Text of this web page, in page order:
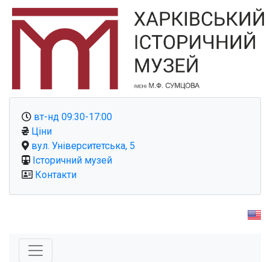
вт-нд 09:30-17:00
Ціни
вул. Університетська, 5
Історичний музей
Контакти